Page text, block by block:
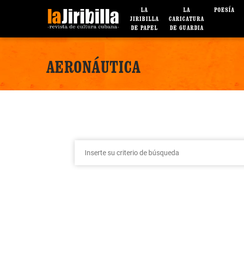
LA
JIRIBILLA
DE PAPEL
LA
CARICATURA
DE GUARDIA
POESÍA
AERONÁUTICA